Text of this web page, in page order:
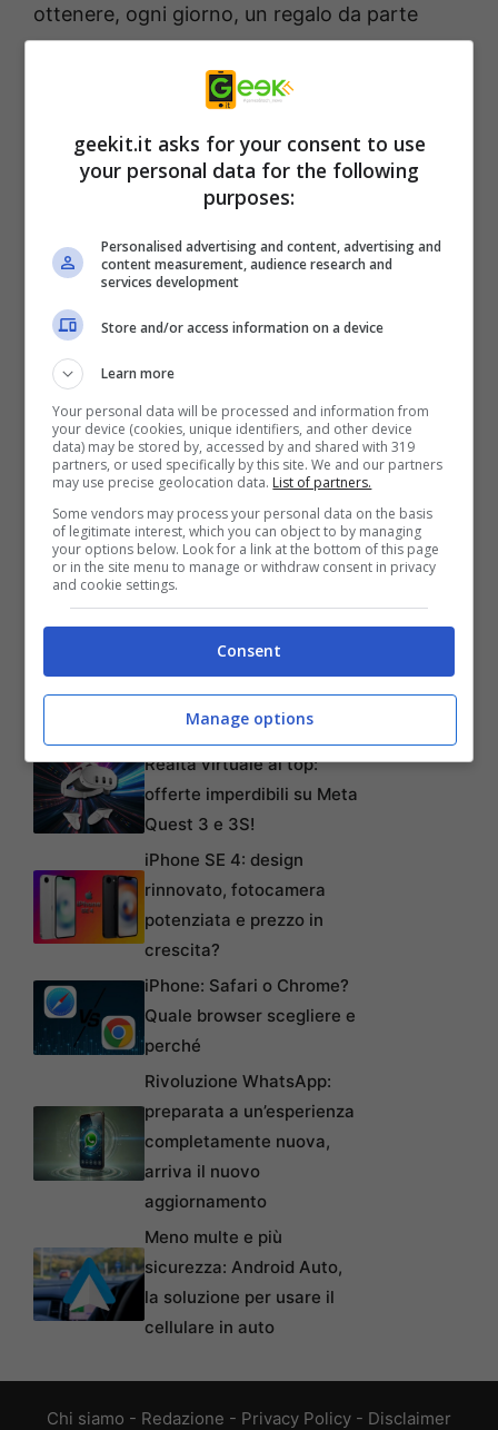
ottenere, ogni giorno, un regalo da parte
della software house che ha lanciato di
recente tre titoli Tripla A tutti in un pochi
Creed, stavolta alla “Vichinga” con Valhalla, il
nuovo episodio dedicato alla rete hacker più
Legion, e il sorprendente adventure-
mitologico ambientato nella mitologia greca,
Immortals: Fenyx Rising.
Ubisoft non si fa mancare mai promozioni e
omaggi per i gamer più assidui e appassionati,
crediamo che valga davvero la pena fare
giornalmente il proprio log-in e prendere a
piene mani dal sacchetto dei doni di Ubisoft.
Articoli recenti
dollari: la storia dei Bitcoin
perduti in discarica
Realtà virtuale al top:
offerte imperdibili su Meta
Quest 3 e 3S!
iPhone SE 4: design
rinnovato, fotocamera
potenziata e prezzo in
crescita?
iPhone: Safari o Chrome?
Quale browser scegliere e
perché
Rivoluzione WhatsApp:
preparata a un’esperienza
completamente nuova,
arriva il nuovo
aggiornamento
Meno multe e più
sicurezza: Android Auto,
la soluzione per usare il
cellulare in auto
Chi siamo - Redazione - Privacy Policy - Disclaimer
geekit.it asks for your consent to use
your personal data for the following
purposes:
Personalised advertising and content, advertising and
content measurement, audience research and
services development
Store and/or access information on a device
Learn more
Your personal data will be processed and information from
your device (cookies, unique identifiers, and other device
data) may be stored by, accessed by and shared with 319
partners, or used specifically by this site. We and our partners
may use precise geolocation data. List of partners.
Some vendors may process your personal data on the basis
of legitimate interest, which you can object to by managing
your options below. Look for a link at the bottom of this page
or in the site menu to manage or withdraw consent in privacy
and cookie settings.
Consent
Manage options